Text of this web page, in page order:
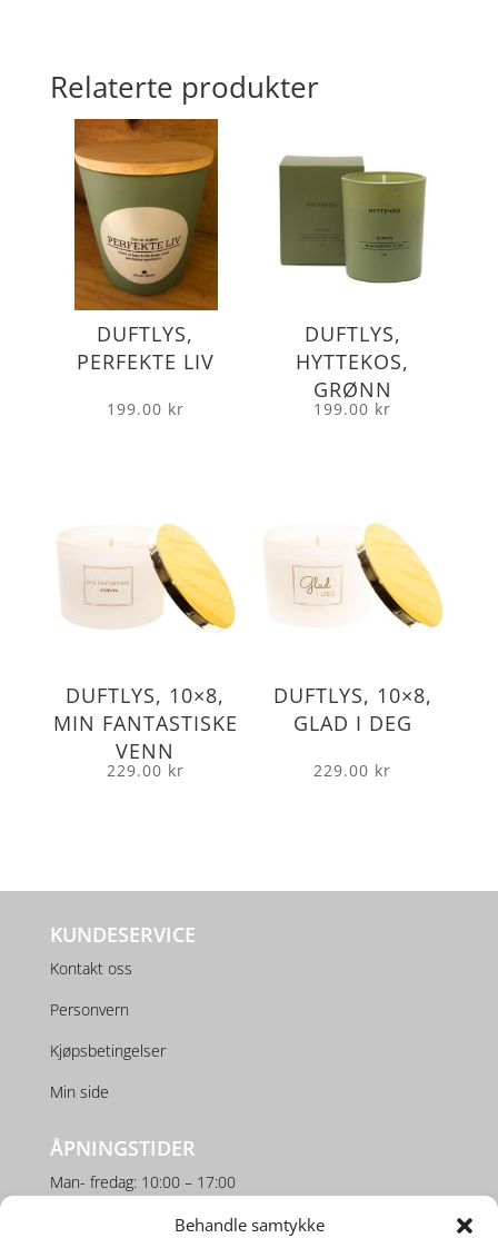
Behandle samtykke
Relaterte produkter
DUFTLYS,
PERFEKTE LIV
199.00 kr
DUFTLYS,
HYTTEKOS,
GRØNN
199.00 kr
DUFTLYS, 10×8,
MIN FANTASTISKE
VENN
229.00 kr
DUFTLYS, 10×8,
GLAD I DEG
229.00 kr
KUNDESERVICE
Kontakt oss
Personvern
Kjøpsbetingelser
Min side
ÅPNINGSTIDER
Man- fredag: 10:00 – 17:00
Lørdag: 10:00 – 16:00